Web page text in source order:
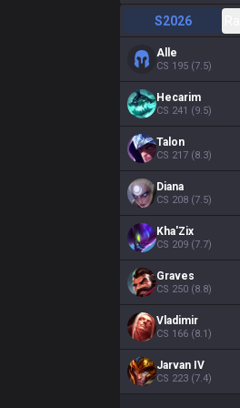
S2026
Alle
CS 195 (7.5)
Hecarim
CS 241 (9.5)
Talon
CS 217 (8.3)
Diana
CS 208 (7.5)
Kha'Zix
CS 209 (7.7)
Graves
CS 250 (8.8)
Vladimir
CS 166 (8.1)
Jarvan IV
CS 223 (7.4)